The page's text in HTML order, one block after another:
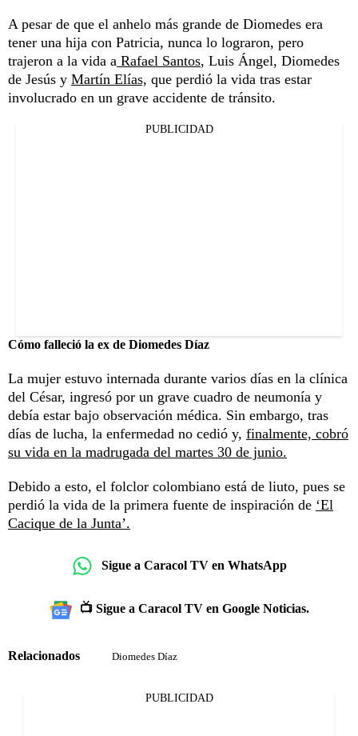
A pesar de que el anhelo más grande de Diomedes era
tener una hija con Patricia, nunca lo lograron, pero
trajeron a la vida a Rafael Santos, Luis Ángel, Diomedes
de Jesús y Martín Elías, que perdió la vida tras estar
involucrado en un grave accidente de tránsito.
PUBLICIDAD
Cómo falleció la ex de Diomedes Díaz
La mujer estuvo internada durante varios días en la clínica
del César, ingresó por un grave cuadro de neumonía y
debía estar bajo observación médica. Sin embargo, tras
días de lucha, la enfermedad no cedió y, finalmente, cobró
su vida en la madrugada del martes 30 de junio.
Debido a esto, el folclor colombiano está de liuto, pues se
perdió la vida de la primera fuente de inspiración de ‘El
Cacique de la Junta’.
Sigue a Caracol TV en WhatsApp
📺 Sigue a Caracol TV en Google Noticias.
Relacionados Diomedes Díaz
PUBLICIDAD